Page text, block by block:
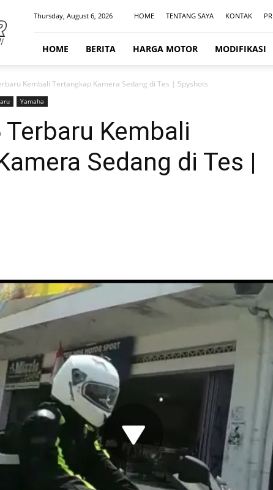
Thursday, August 6, 2026 HOME TENTANG SAYA KONTAK
HOME BERITA HARGA MOTOR MODIFIKASI
Kembali Tertangkap Kamera Sedang di Tes | Spyshots
Yamaha
Terbaru Kembali
Sedang di Tes |